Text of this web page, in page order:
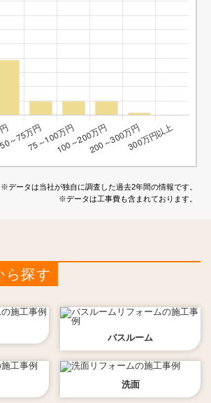
※データは当社が独自に調査した過去2年間の情報です。
※データは工事費も含まれております。
ら探す
バスルーム
洗面